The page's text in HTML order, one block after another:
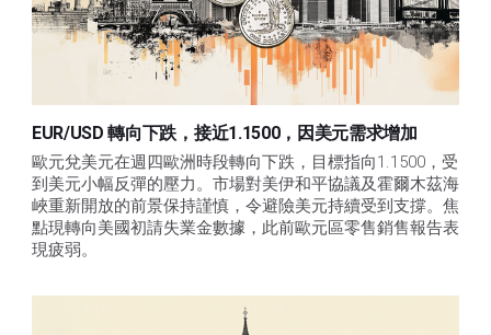
EUR/USD 轉向下跌，接近1.1500，因美元需求增加
歐元兌美元在週四歐洲時段轉向下跌，目標指向1.1500，受
到美元小幅反彈的壓力。市場對美伊和平協議及霍爾木茲海
峽重新開放的前景保持謹慎，令避險美元持續受到支撐。焦
點現轉向美國初請失業金數據，此前歐元區零售銷售報告表
現疲弱。